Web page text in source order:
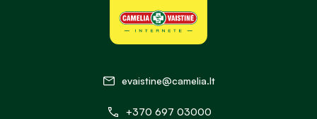
evaistine@camelia.lt
+370 697 03000